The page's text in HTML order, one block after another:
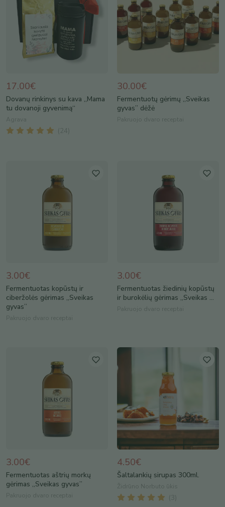
17.00€
Dovanų rinkinys su kava „Mama
tu dovanoji gyvenimą“
Agrava
( 24
30.00€
Fermentuotų gėrimų „Sveikas
gyvas” dėžė
Pakruojo dvaro receptai
3.00€
Fermentuotas kopūstų ir
ciberžolės gėrimas „Sveikas
gyvas”
Pakruojo dvaro receptai
3.00€
Fermentuotas žiedinių kopūstų
ir burokėlių gėrimas „Sveikas ...
Pakruojo dvaro receptai
3.00€
Fermentuotas aštrių morkų
gėrimas „Sveikas gyvas”
Pakruojo dvaro receptai
4.50€
Šaltalankių sirupas 300ml.
Židrūno Norbuto ūkis
( 3